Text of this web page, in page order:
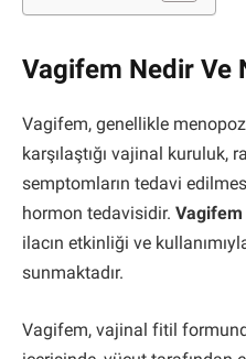
Vagifem Nedir Ve
Vagifem, genellikle menopoz
karşılaştığı vajinal kuruluk,
semptomların tedavi
hormon tedavisidir. Vagifem
ilacın etkinliği ve
sunmaktadır.
Vagifem, vajinal fitil